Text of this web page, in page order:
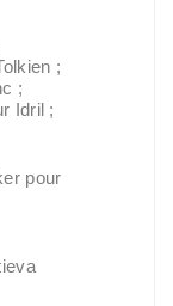
;
;
Idril ;
pour